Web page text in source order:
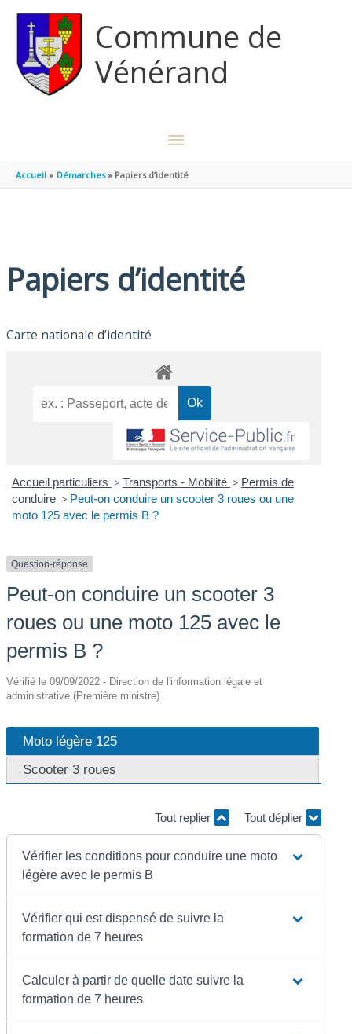
Commune de
Vénérand
MENU
PRINCIPAL
Accueil Démarches Papiers d’identité
Papiers d’identité
Carte nationale d’identité
Accueil particuliers > Transports - Mobilité > Permis de
conduire > Peut-on conduire un scooter 3 roues ou une
moto 125 avec le permis B ?
Question-réponse
Peut-on conduire un scooter 3
roues ou une moto 125 avec le
permis B ?
Vérifié le 09/09/2022 - Direction de l'information légale et
administrative (Première ministre)
Moto légère 125
Scooter 3 roues
Tout replier Tout déplier
Vérifier les conditions pour conduire une moto
légère avec le permis B
Vérifier qui est dispensé de suivre la
formation de 7 heures
Calculer à partir de quelle date suivre la
formation de 7 heures